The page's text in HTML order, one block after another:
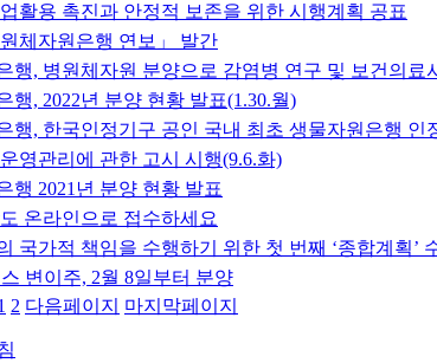
활용 촉진과 안정적 보존을 위한 시행계획 공표
원체자원은행 연보」 발간
행, 병원체자원 분양으로 감염병 연구 및 보건의료
행, 2022년 분양 현황 발표(1.30.월)
행, 한국인정기구 공인 국내 최초 생물자원은행 인
영관리에 관한 고시 시행(9.6.화)
행 2021년 분양 현황 발표
온라인으로 접수하세요
국가적 책임을 수행하기 위한 첫 번째 ‘종합계획’
변이주, 2월 8일부터 분양
2 다음페이지 마지막페이지